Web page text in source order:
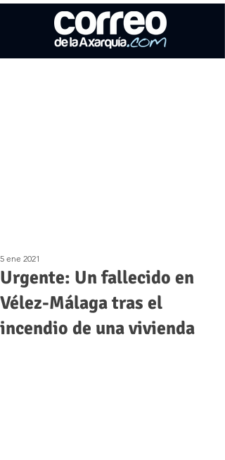
Urgente: Un fallecido en
Vélez-Málaga tras el
incendio de una vivienda
5 ene 2021